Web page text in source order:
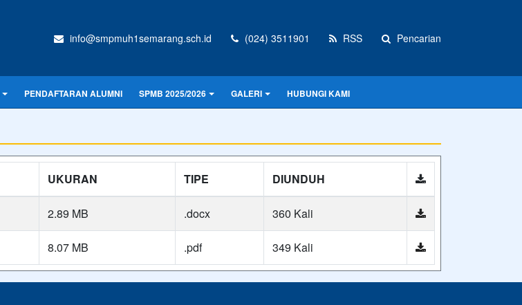
info@smpmuh1semarang.sch.id (024) 3511901 RSS Pencarian
PENDAFTARAN ALUMNI SPMB 2025/2026 GALERI HUBUNGI KAMI
UKURAN TIPE DIUNDUH
2.89 MB .docx 360 Kali
8.07 MB .pdf 349 Kali